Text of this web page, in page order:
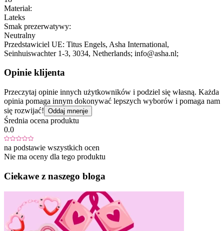
Materiał:
Lateks
Smak prezerwatywy:
Neutralny
Przedstawiciel UE: Titus Engels, Asha International,
Seinhuiswachter 1-3, 3034, Netherlands; info@asha.nl;
Opinie klijenta
Przeczytaj opinie innych użytkowników i podziel się własną. Każda
opinia pomaga innym dokonywać lepszych wyborów i pomaga nam
się rozwijać! Oddaj mnenje
Średnia ocena produktu
0.0
na podstawie wszystkich ocen
Nie ma oceny dla tego produktu
Ciekawe z naszego bloga